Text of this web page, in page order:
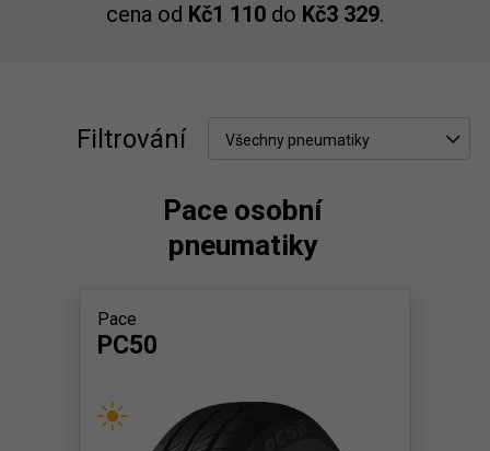
cena od Kč1 110 do Kč3 329.
Filtrování Všechny pneumatiky
Pace osobní
pneumatiky
Pace
PC50